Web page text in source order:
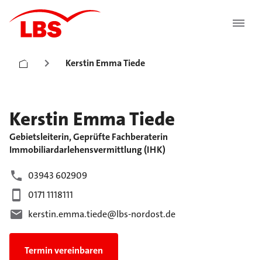
Kerstin Emma Tiede
Kerstin EmmaTiede
Gebietsleiterin, Geprüfte Fachberaterin
Immobiliardarlehensvermittlung (IHK)
03943 602909
0171 1118111
kerstin.emma.tiede@lbs-nordost.de
Termin vereinbaren